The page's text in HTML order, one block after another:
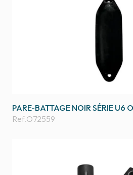
PARE-BATTAGE NOIR SÉRIE U6
Ref.O72559